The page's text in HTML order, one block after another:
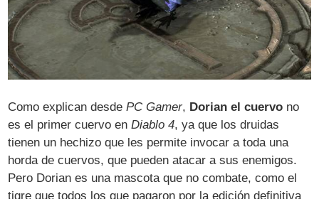
Como explican desdePC Gamer, Dorian el cuervo no
es el primer cuervo enDiablo 4, ya que los druidas
tienen un hechizo que les permite invocar a toda una
horda de cuervos, que pueden atacar a sus enemigos.
Pero Dorian es una mascota que no combate, como el
tigre que todos los que pagaron por la edición definitiva